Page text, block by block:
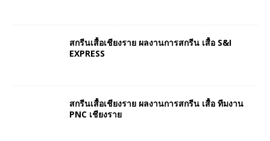
สกรีนเสื้อเชียงราย ผลงานการสกรีน เสื้อ S&I
EXPRESS
สกรีนเสื้อเชียงราย ผลงานการสกรีน เสื้อ ทีมงาน
PNC เชียงราย